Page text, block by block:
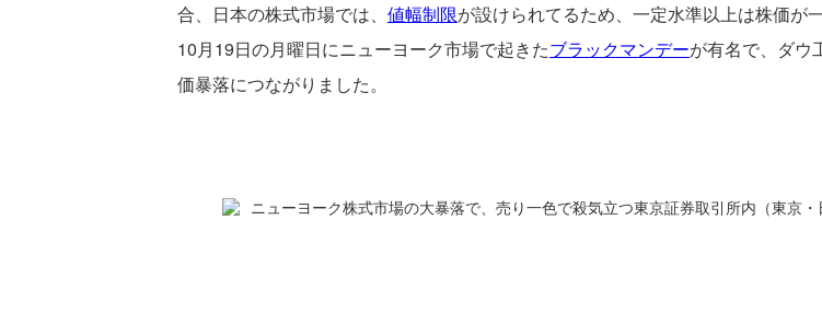
合、日本の株式市場では、 値幅制限が設けられてるため、一定水準以上は株価が
10月19日の月曜日にニューヨーク市場で起きたブラックマンデーが有名で、ダウ
価暴落につながりました。
ニューヨーク株式市場の大暴落で、売り一色で殺気立つ東京証券取引所内（東京